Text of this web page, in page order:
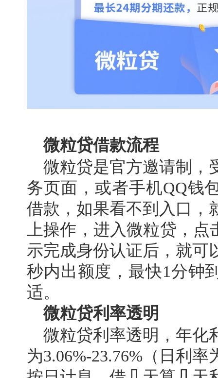
微粒贷借款流程
微粒贷是官方邀请制，
务页面，或者手机QQ钱
借款，如果看不到入口，
上操作，进入微粒贷，
示完成身份认证后，就可
秒内出额度，最快1分钟
适。
微粒贷利率透明
微粒贷利率透明，年化
为3.06%-23.76%（日利率